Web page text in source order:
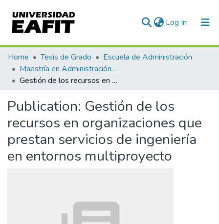
Log In (current)
Communities & Collections
All of DSpace
Home Tesis de Grado
Escuela de Administración
Maestría en Administración - MBA (tesis)
Gestión de los recursos en organizaciones que prestan servicios de ingeniería en entornos multiproyecto
Publication: Gestión de los
recursos en organizaciones que
prestan servicios de ingeniería
en entornos multiproyecto